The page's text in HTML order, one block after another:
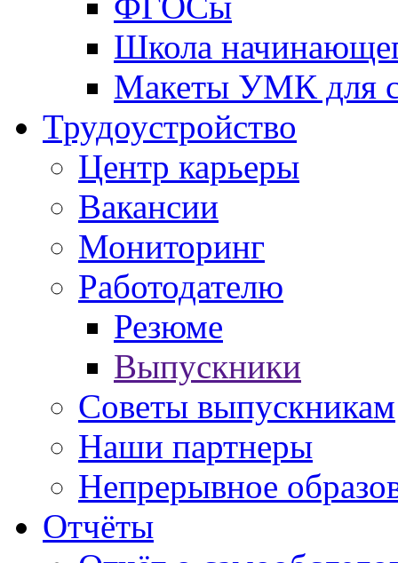
Школа
Макеты УМК для
Трудоустройство
Центр карьеры
Вакансии
Мониторинг
Работодателю
Резюме
Выпускники
Советы выпускникам
Наши партнеры
Непрерывное
Отчёты